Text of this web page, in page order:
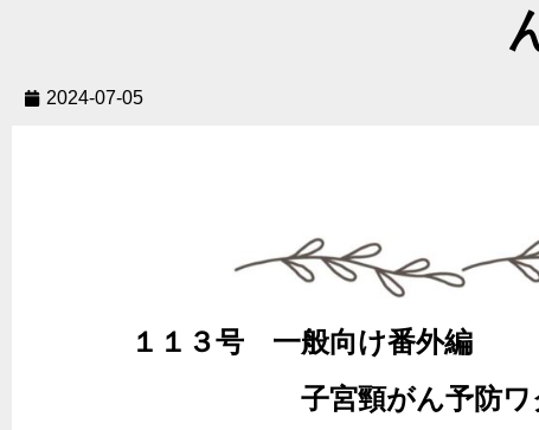
2024-07-05
１１３号 一般向
子宮頸がん予防ワクチ